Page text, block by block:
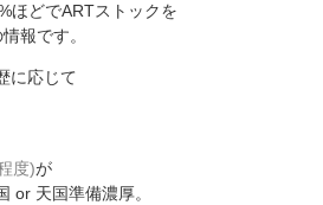
ほどでARTストックを
報です。
に応じて
度)が
or 天国準備濃厚。